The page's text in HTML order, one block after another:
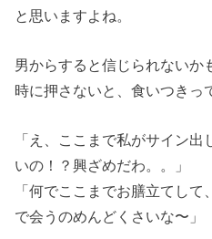
と思いますよね。
男からすると信じられないか
時に押さないと、食いつきっ
「え、ここまで私がサイン
いの！？興ざめだわ。。」
「何でここまでお膳立てし
で会うのめんどくさいな〜」